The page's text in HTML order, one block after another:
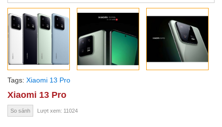
Tags: Xiaomi 13 Pro
Xiaomi 13 Pro
So sánh Lượt xem: 11024